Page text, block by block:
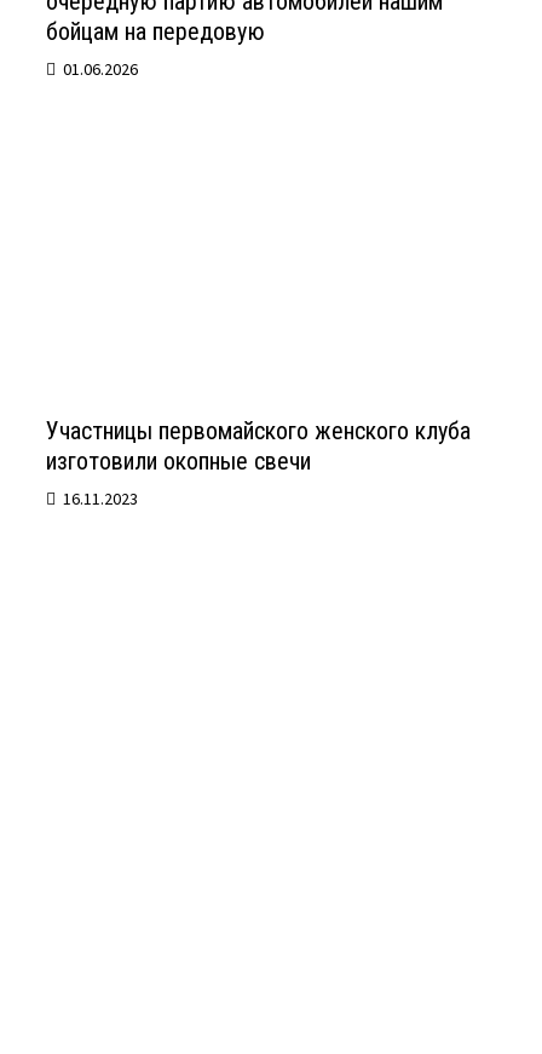
бойцам на передовую
01.06.2026
Участницы первомайского женского клуба
изготовили окопные свечи
16.11.2023